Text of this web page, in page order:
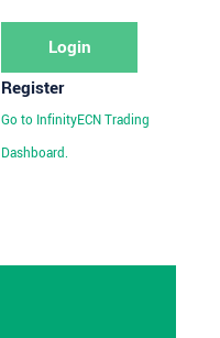
Login
Register
Go to InfinityECN Trading
Dashboard.